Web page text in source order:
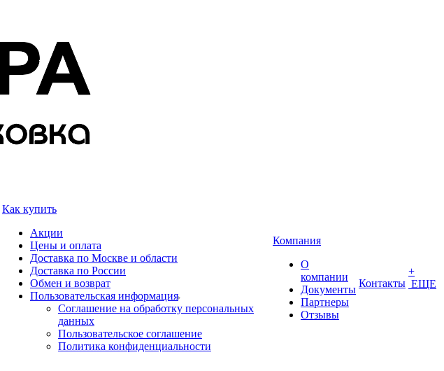
Как купить
Акции
Цены и оплата
Доставка по Москве и области
Доставка по России
Обмен и возврат
Пользовательская информация
Соглашение на обработку персональных
данных
Пользовательское соглашение
Политика конфиденциальности
Компания
О
компании
Документы
Партнеры
Отзывы
Контакты
+
ЕЩЕ